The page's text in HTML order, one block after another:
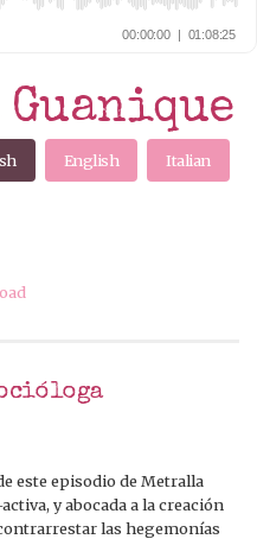
Guanique
English Italian
este episodio de Metralla
y abocada a la creación
las hegemonías